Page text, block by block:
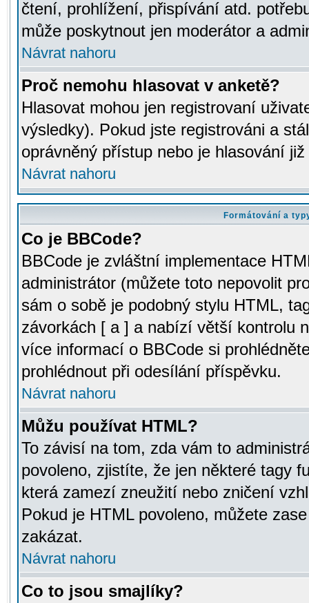
čtení, prohlížení, přispívání atd.
může poskytnout jen moderátor a
Návrat nahoru
Proč nemohu hlasovat v anketě?
Hlasovat mohou jen registrovaní
výsledky). Pokud jste registrováni a
oprávněný přístup nebo je hlasování
Návrat nahoru
Formátování a
Co je BBCode?
BBCode je zvláštní implementace
administrátor (můžete toto nepovolit
sám o sobě je podobný stylu HTML,
závorkách [ a ] a nabízí větší kontrolu
více informací o BBCode si
prohlédnout při odesílání příspěvku.
Návrat nahoru
Můžu používat HTML?
To závisí na tom, zda vám to
povoleno, zjistíte, že jen některé tagy
která zamezí zneužití nebo zničení
Pokud je HTML povoleno, můžete
zakázat.
Návrat nahoru
Co to jsou smajlíky?